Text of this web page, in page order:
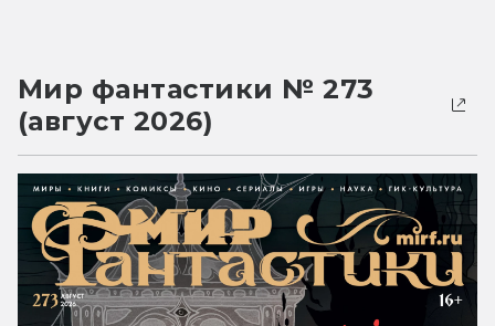
Мир фантастики № 273
(август 2026)